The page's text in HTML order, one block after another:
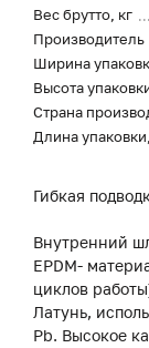
Вес брутто, кг
Производитель
Ширина
Высота
Страна
Длина
Гибкая
Внутренний
EPDM-
циклов
Латунь,
Pb. Высокое